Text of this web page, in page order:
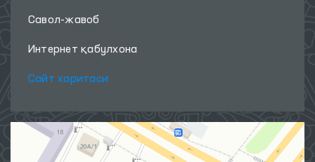
Савол-жавоб
Интернет қабулхона
Сайт харитаси